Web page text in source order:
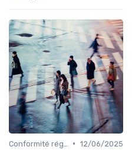
• 12/06/2025